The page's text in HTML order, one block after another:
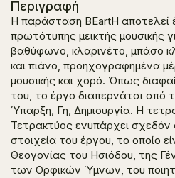
Περιγραφή
Η παράσταση BEartH αποτελεί
πρωτότυπης μεικτής μουσικής
βαθύφωνο, κλαρινέτο, μπάσο
και πιάνο, προηχογραφημένα
μουσικής και χορό. Όπως
του, το έργο διαπερνάται από
Ύπαρξη, Γη, Δημιουργία. Η
Τετρακτύος ενυπάρχει σχεδόν
στοιχεία του έργου, το οποίο
Θεογονίας του Ησιόδου, της
των Ορφικών Ύμνων, του